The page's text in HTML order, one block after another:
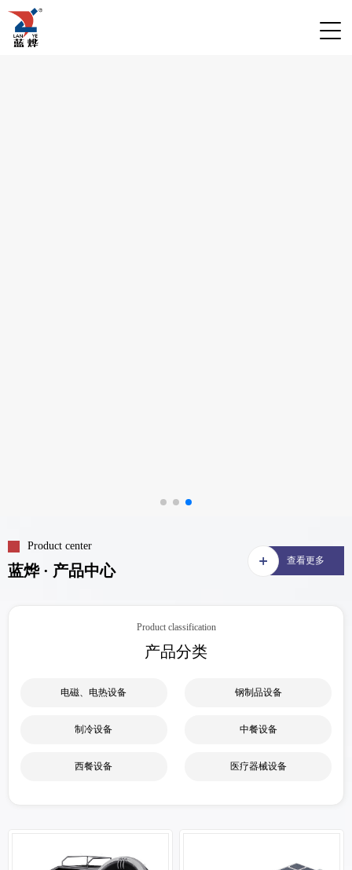
Product center
蓝烨 · 产品中心
查看更多
Product classification
产品分类
电磁、电热设备 钢制品设备
制冷设备 中餐设备
西餐设备 医疗器械设备